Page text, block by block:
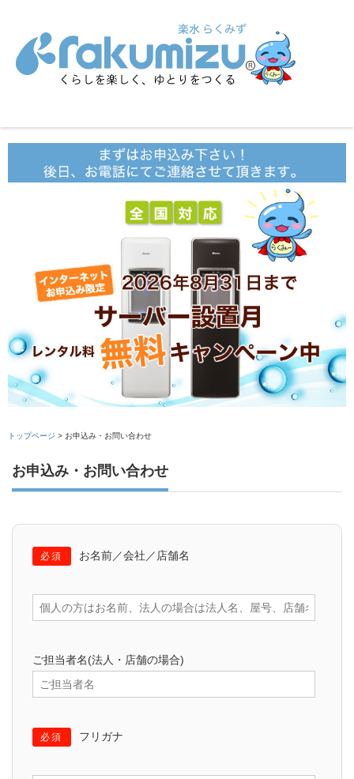
トップページ > お申込み・お問い合わせ
お申込み・お問い合わせ
必須 お名前／会社／店舗名
ご担当者名(法人・店舗の場合)
必須 フリガナ